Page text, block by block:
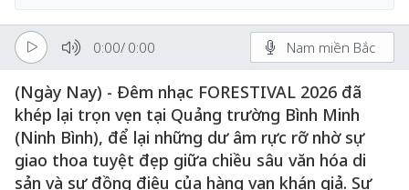
0:00/ 0:00 Nam miền Bắc
(Ngày Nay) - Đêm nhạc FORESTIVAL 2026 đã
khép lại trọn vẹn tại Quảng trường Bình Minh
(Ninh Bình), để lại những dư âm rực rỡ nhờ sự
giao thoa tuyệt đẹp giữa chiều sâu văn hóa di
sản và sự đồng điệu của hàng vạn khán giả. Sự